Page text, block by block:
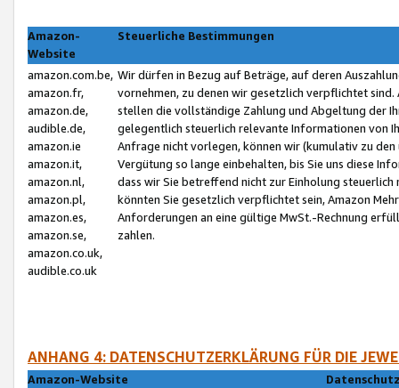
Amazon-
Website
Steuerliche Bestimmungen
amazon.com.be,
amazon.fr,
amazon.de,
audible.de,
amazon.ie
amazon.it,
amazon.nl,
amazon.pl,
amazon.es,
amazon.se,
amazon.co.uk,
audible.co.uk
Wir dürfen in Bezug auf Beträge, auf deren
vornehmen, zu denen wir gesetzlich verpflichtet
stellen die vollständige Zahlung und Abgeltung der
gelegentlich steuerlich relevante Informationen von
Anfrage nicht vorlegen, können wir (kumulativ zu
Vergütung so lange einbehalten, bis Sie uns diese
dass wir Sie betreffend nicht zur Einholung
könnten Sie gesetzlich verpflichtet sein, Amazon
Anforderungen an eine gültige MwSt.-Rechnung
zahlen.
ANHANG 4: DATENSCHUTZERKLÄRUNG FÜR DIE
Amazon-Website